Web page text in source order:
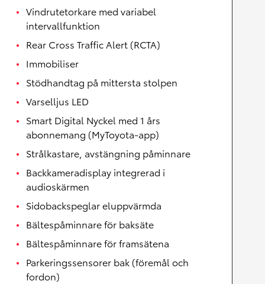
Vindrutetorkare med variabel
intervallfunktion
Rear Cross Traffic Alert (RCTA)
Immobiliser
Stödhandtag på mittersta stolpen
Varselljus LED
Smart Digital Nyckel med 1 års
abonnemang (MyToyota-app)
Strålkastare, avstängning påminnare
Backkameradisplay integrerad i
audioskärmen
Sidobackspeglar eluppvärmda
Bältespåminnare för baksäte
Bältespåminnare för framsätena
Parkeringssensorer bak (föremål och
fordon)